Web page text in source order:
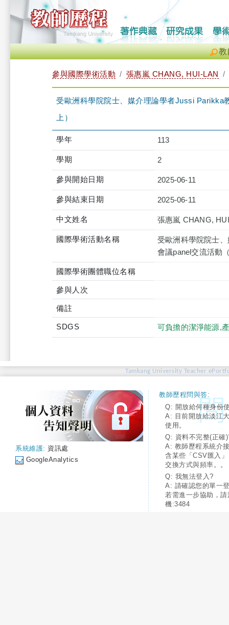
教
參與國際學術活動 張惠嵐 CHANG, HUI-LAN
受歐洲科學院院士、媒介理論學者Jussi Parikka
上）
學年 113
學期 2
參與開始日期 2025-06-11
參與結束日期 2025-06-11
中文姓名 張惠嵐 CHANG,
國際學術活動名稱
受歐洲科學院院士
會議panel交流活動
國際學術團體職位名稱
參與人次
備註
SDGS 可負擔的潔淨能源,
Tamkang University Teacher
系統維護: 資訊處
GoogleAnalytics
教師歷程問與答:
Q: 開放給何種身份
A: 目前開放給淡江
使用。
Q: 資料不完整(正確
A: 教師歷程系統介
含某些「CSV匯入
交換方式與頻率。。
Q: 我無法登入?
A: 請確認您的單一
若需進一步協助，
機:3484